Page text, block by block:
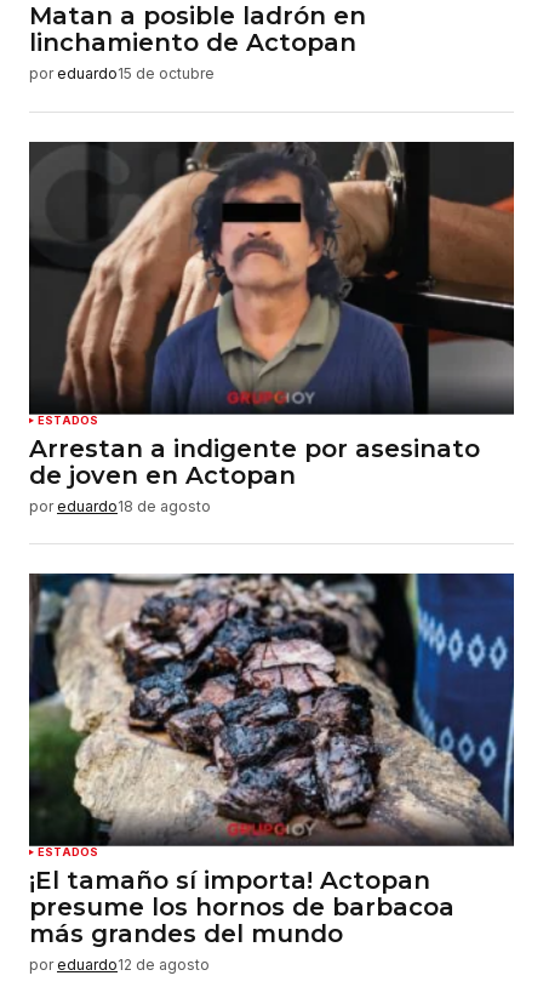
Matan a posible ladrón en
linchamiento de Actopan
por eduardo15 de octubre
ESTADOS
Arrestan a indigente por asesinato
de joven en Actopan
por eduardo18 de agosto
ESTADOS
¡El tamaño sí importa! Actopan
presume los hornos de barbacoa
más grandes del mundo
por eduardo12 de agosto